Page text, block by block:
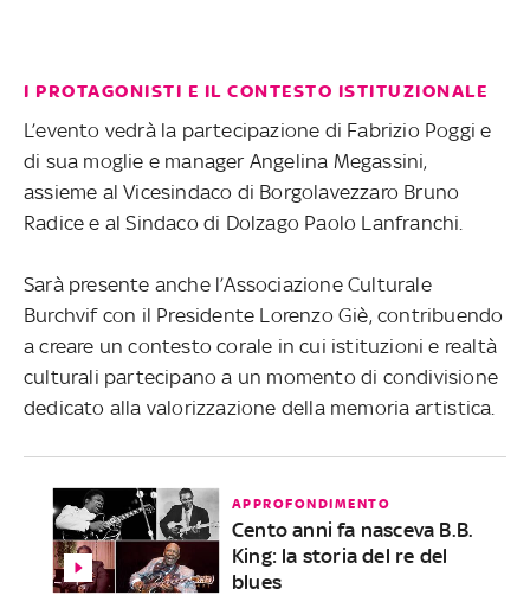
I PROTAGONISTI E IL CONTESTO ISTITUZIONALE
L’evento vedrà la partecipazione di Fabrizio Poggi e
di sua moglie e manager Angelina Megassini,
assieme al Vicesindaco di Borgolavezzaro Bruno
Radice e al Sindaco di Dolzago Paolo Lanfranchi.
Sarà presente anche l’Associazione Culturale
Burchvif con il Presidente Lorenzo Giè, contribuendo
a creare un contesto corale in cui istituzioni e realtà
culturali partecipano a un momento di condivisione
dedicato alla valorizzazione della memoria artistica.
APPROFONDIMENTO
Cento anni fa nasceva B.B.
King: la storia del re del
blues